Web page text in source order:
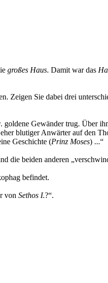
großes Haus. Damit war das
Zeigen Sie dabei drei
Gewänder trug. Über
blutiger Anwärter auf den
Geschichte (Prinz Moses) ...“
die beiden anderen
befindet.
von Sethos I.?“.